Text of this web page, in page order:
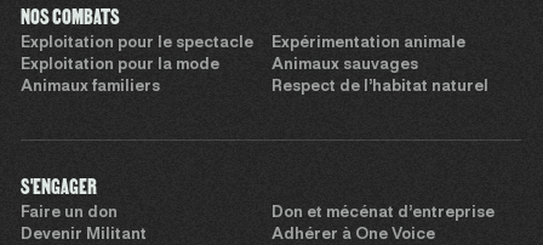
NOS COMBATS
Exploitation pour le spectacle
Expérimentation animale
Exploitation pour la mode
Animaux sauvages
Animaux familiers
Respect de l’habitat naturel
S'ENGAGER
Faire un don
Don et mécénat d’entreprise
Devenir Militant
Adhérer à One Voice